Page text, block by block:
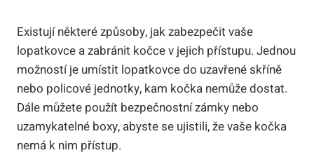
Existují některé způsoby, jak zabezpečit vaše
lopatkovce a zabránit kočce v jejich přístupu. Jednou
možností je umístit lopatkovce do uzavřené skříně
nebo policové jednotky, kam kočka nemůže dostat.
Dále můžete použít bezpečnostní zámky nebo
uzamykatelné boxy, abyste se ujistili, že vaše kočka
nemá k nim přístup.